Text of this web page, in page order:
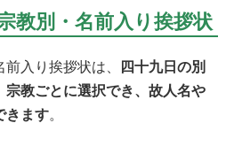
教別・名前入り挨拶状
入り挨拶状は、
四十九日の別
教ごとに選択でき、故人名や
きます。